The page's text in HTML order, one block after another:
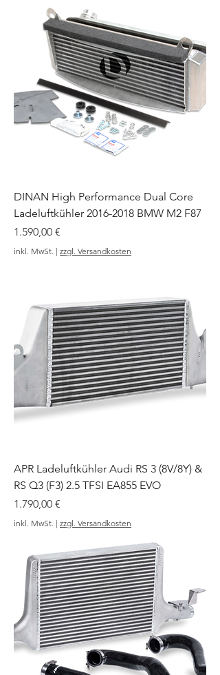
DINAN High Performance Dual Core
Ladeluftkühler 2016-2018 BMW M2 F87
Preis
1.590,00 €
inkl. MwSt. | zzgl. Versandkosten
APR Ladeluftkühler Audi RS 3 (8V/8Y) &
RS Q3 (F3) 2.5 TFSI EA855 EVO
Preis
1.790,00 €
inkl. MwSt. | zzgl. Versandkosten